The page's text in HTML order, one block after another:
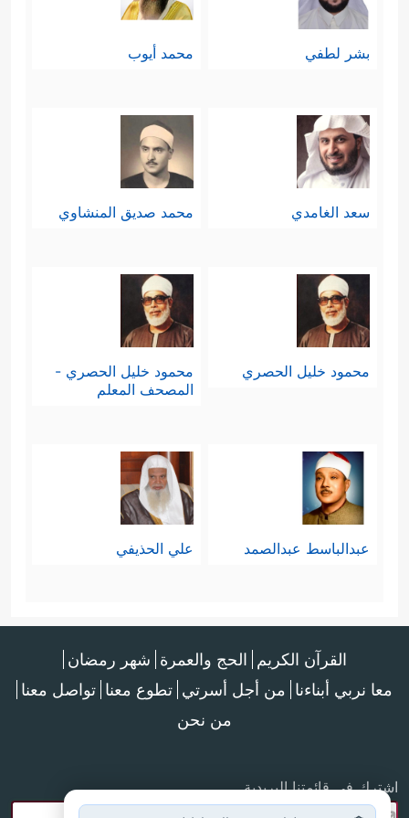
بشر لطفي محمد أيوب
سعد الغامدي محمد صديق المنشاوي
محمود خليل الحصري
محمود خليل الحصري -
المصحف المعلم
عبدالباسط عبدالصمد علي الحذيفي
القرآن الكريم الحج والعمرة شهر رمضان
معا نربي أبناءنا من أجل أسرتي تطوع معنا تواصل معنا
من نحن
اشترك في قائمتنا البريدية